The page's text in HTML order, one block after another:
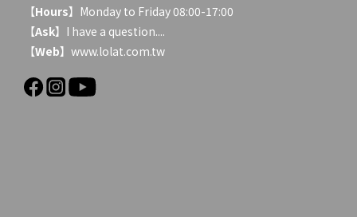
【Hours】Monday to Friday 08:00-17:00
【Ask】 I have a question....
【Web】www.lolat.com.tw